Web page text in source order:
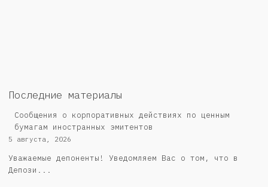
Последние материалы
Сообщения о корпоративных действиях по ценным
бумагам иностранных эмитентов
5 августа, 2026
Уважаемые депоненты! Уведомляем Вас о том, что в
Депози...